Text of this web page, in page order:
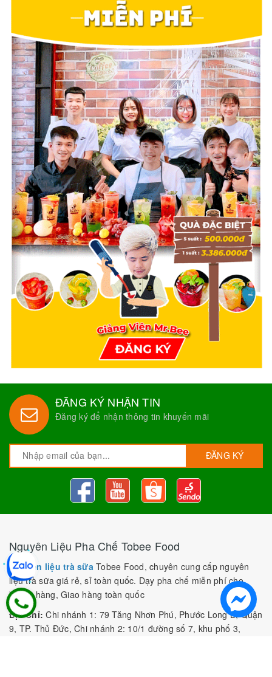
ĐĂNG KÝ NHẬN TIN
Đăng ký để nhận thông tin khuyến mãi
ĐĂNG KÝ
Nguyên Liệu Pha Chế Tobee Food
Nguyên liệu trà sữa Tobee Food, chuyên cung cấp nguyên
liệu trà sữa giá rẻ, sỉ toàn quốc. Dạy pha chế miễn phí cho
khách hàng, Giao hàng toàn quốc
Địa Chỉ: Chi nhánh 1: 79 Tăng Nhơn Phú, Phước Long B, Quận
9, TP. Thủ Đức, Chi nhánh 2: 10/1 đường số 7, khu phố 3,